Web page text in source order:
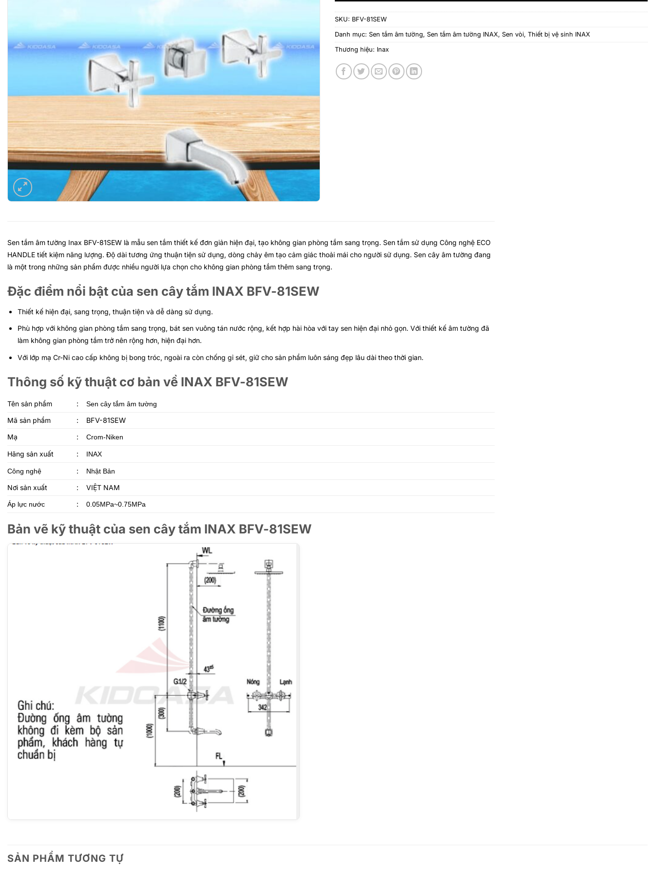
SKU: BFV-81SEW
Danh mục: Sen tắm âm tường, Sen tắm âm tường INAX, Sen vòi, Thiết bị vệ sinh INAX
Thương hiệu: Inax
Sen tắm âm tường Inax BFV-81SEW là mẫu sen tắm thiết kế đơn giản hiện đại, tạo không gian phòng tắm sang trọng. Sen tắm sử dụng Công nghệ ECO
HANDLE tiết kiệm năng lượng. Độ dài tương ứng thuận tiện sử dụng, dòng chảy êm tạo cảm giác thoải mái cho người sử dụng. Sen cây âm tường đang
là một trong những sản phẩm được nhiều người lựa chọn cho không gian phòng tắm thêm sang trọng.
Đặc điểm nổi bật của sen cây tắm INAX BFV-81SEW
Thiết kế hiện đại, sang trọng, thuận tiện và dễ dàng sử dụng.
Phù hợp với không gian phòng tắm sang trọng, bát sen vuông tán nước rộng, kết hợp hài hòa với tay sen hiện đại nhỏ gọn. Với thiết kế âm tường đã
làm không gian phòng tắm trở nên rộng hơn, hiện đại hơn.
Với lớp mạ Cr-Ni cao cấp không bị bong tróc, ngoài ra còn chống gỉ sét, giữ cho sản phẩm luôn sáng đẹp lâu dài theo thời gian.
Thông số kỹ thuật cơ bản về INAX BFV-81SEW
Tên sản phẩm : Sen cây tắm âm tường
Mã sản phẩm :
BFV-81SEW
Mạ
: Crom-Niken
Hãng sản xuất : INAX
Công nghệ : Nhật Bản
Nơi sản xuất : VIỆT NAM
Áp lực nước : 0.05MPa~0.75MPa
Bản vẽ kỹ thuật của sen cây tắm INAX BFV-81SEW
SẢN PHẨM TƯƠNG TỰ